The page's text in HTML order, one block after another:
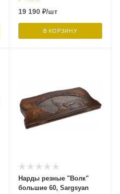
19 190₽/шт
В КОРЗИНУ
Нарды резные "Волк"
большие 60, Sargsyan